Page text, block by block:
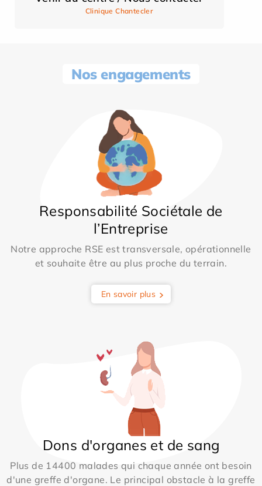
Clinique Chantecler
Nos engagements
Responsabilité Sociétale de
l’Entreprise
Notre approche RSE est transversale, opérationnelle
et souhaite être au plus proche du terrain.
En savoir plus
Dons d'organes et de sang
Plus de 14400 malades qui chaque année ont besoin
d'une greffe d'organe. Le principal obstacle à la greffe